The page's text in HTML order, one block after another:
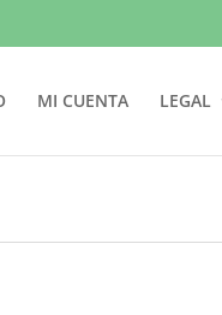
MI CUENTA LEGAL